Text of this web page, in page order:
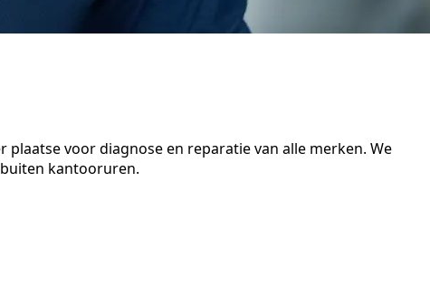
voor diagnose en reparatie van alle merken. We
kantooruren.